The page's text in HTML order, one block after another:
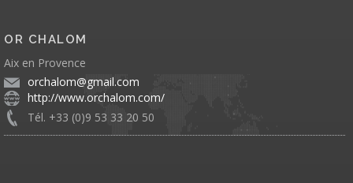
OR CHALOM
Aix en Provence
orchalom@gmail.com
http://www.orchalom.com/
Tél. +33 (0)9 53 33 20 50